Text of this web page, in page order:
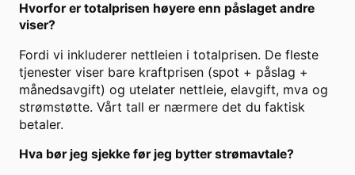
Hvorfor er totalprisen høyere enn påslaget andre
viser?
Fordi vi inkluderer nettleien i totalprisen. De fleste
tjenester viser bare kraftprisen (spot + påslag +
månedsavgift) og utelater nettleie, elavgift, mva og
strømstøtte. Vårt tall er nærmere det du faktisk
betaler.
Hva bør jeg sjekke før jeg bytter strømavtale?